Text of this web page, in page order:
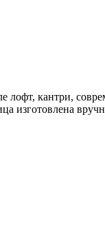
лофт, кантри,
изготовлена